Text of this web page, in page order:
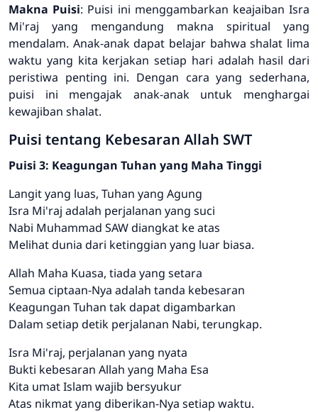
Makna Puisi: Puisi ini menggambarkan keajaiban Isra
Mi'raj yang mengandung makna spiritual yang
mendalam. Anak-anak dapat belajar bahwa shalat lima
waktu yang kita kerjakan setiap hari adalah hasil dari
peristiwa penting ini. Dengan cara yang sederhana,
puisi ini mengajak anak-anak untuk menghargai
kewajiban shalat.
Puisi tentang Kebesaran Allah SWT
Puisi 3: Keagungan Tuhan yang Maha Tinggi
Langit yang luas, Tuhan yang Agung
Isra Mi'raj adalah perjalanan yang suci
Nabi Muhammad SAW diangkat ke atas
Melihat dunia dari ketinggian yang luar biasa.
Allah Maha Kuasa, tiada yang setara
Semua ciptaan-Nya adalah tanda kebesaran
Keagungan Tuhan tak dapat digambarkan
Dalam setiap detik perjalanan Nabi, terungkap.
Isra Mi'raj, perjalanan yang nyata
Bukti kebesaran Allah yang Maha Esa
Kita umat Islam wajib bersyukur
Atas nikmat yang diberikan-Nya setiap waktu.